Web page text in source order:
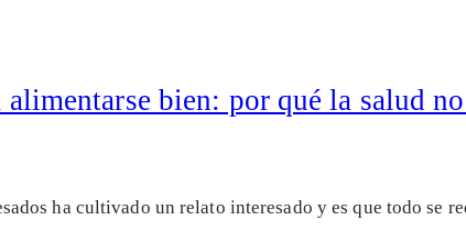
bien: por qué la salud
ha cultivado un relato interesado y es que todo se